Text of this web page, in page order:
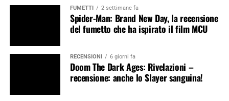
FUMETTI 2 settimane fa
Spider-Man: Brand New Day, la recensione
del fumetto che ha ispirato il film MCU
RECENSIONI 6 giorni fa
Doom The Dark Ages: Rivelazioni –
recensione: anche lo Slayer sanguina!